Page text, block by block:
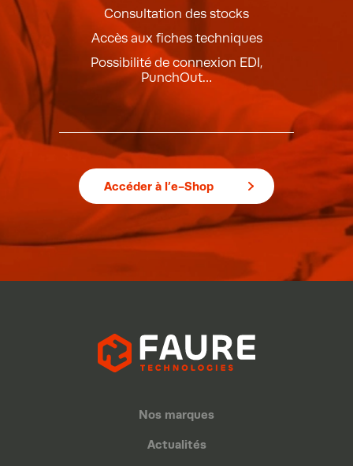
Consultation des stocks
Accès aux fiches techniques
Possibilité de connexion EDI,
PunchOut…
Accéder à l’e-Shop
Nos marques
Actualités